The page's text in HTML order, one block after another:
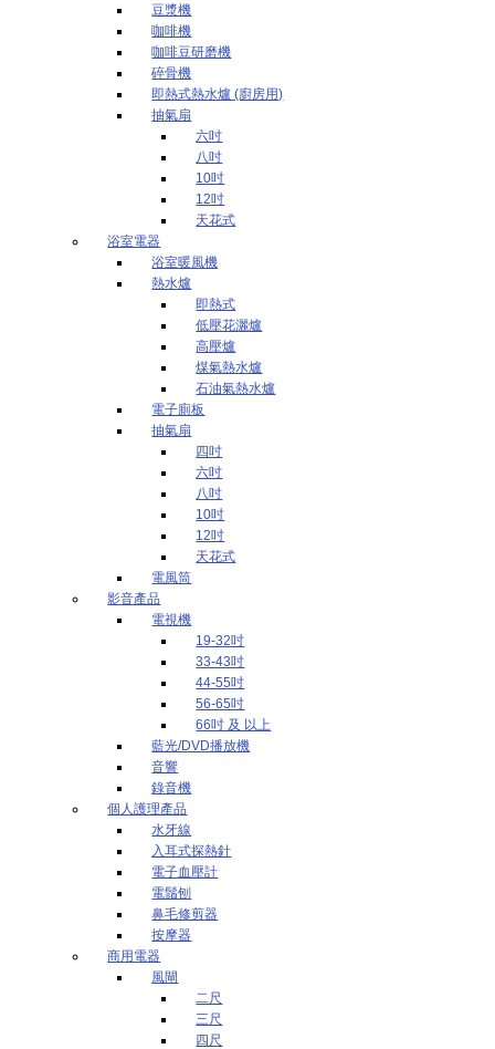
豆漿機
咖啡機
咖啡豆研磨機
碎骨機
即熱式熱水爐 (廚房用)
抽氣扇
六吋
八吋
10吋
12吋
天花式
浴室電器
浴室暖風機
熱水爐
即熱式
低壓花灑爐
高壓爐
煤氣熱水爐
石油氣熱水爐
電子廁板
抽氣扇
四吋
六吋
八吋
10吋
12吋
天花式
電風筒
影音產品
電視機
19-32吋
33-43吋
44-55吋
56-65吋
66吋 及 以上
藍光/DVD播放機
音響
錄音機
個人護理產品
水牙線
入耳式探熱針
電子血壓計
電鬚刨
鼻毛修剪器
按摩器
商用電器
風閘
二尺
三尺
四尺